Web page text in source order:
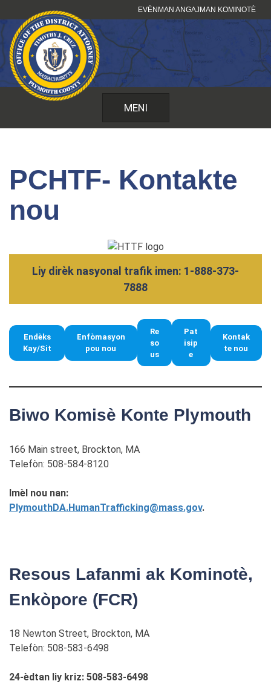
kontni
EVÈNMAN ANGAJMAN KOMINOTÈ
MENI
PCHTF- Kontakte
nou
Liy dirèk nasyonal trafik imen: 1-888-373-
7888
Endèks
Kay/Sit
Enfòmasyon
pou nou
Re
so
us
Pat
isip
e
Kontak
te nou
Biwo Komisè Konte Plymouth
166 Main street, Brockton, MA
Telefòn: 508-584-8120
Imèl nou nan:
PlymouthDA.HumanTrafficking@mass.gov.
Resous Lafanmi ak Kominotè,
Enkòpore (FCR)
18 Newton Street, Brockton, MA
Telefòn: 508-583-6498
24-èdtan liy kriz: 508-583-6498